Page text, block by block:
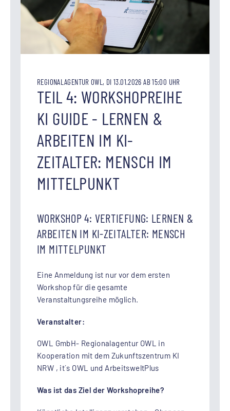
REGIONALAGENTUR OWL, DI 13.01.2026 AB 15:00 UHR
TEIL 4: WORKSHOPREIHE
KI GUIDE - LERNEN &
ARBEITEN IM KI-
ZEITALTER: MENSCH IM
MITTELPUNKT
WORKSHOP 4: VERTIEFUNG: LERNEN &
ARBEITEN IM KI-ZEITALTER: MENSCH
IM MITTELPUNKT
Eine Anmeldung ist nur vor dem ersten
Workshop für die gesamte
Veranstaltungsreihe möglich.
Veranstalter:
OWL GmbH- Regionalagentur OWL in
Kooperation mit dem Zukunftszentrum KI
NRW , it´s OWL und ArbeitsweltPlus
Was ist das Ziel der Workshopreihe?